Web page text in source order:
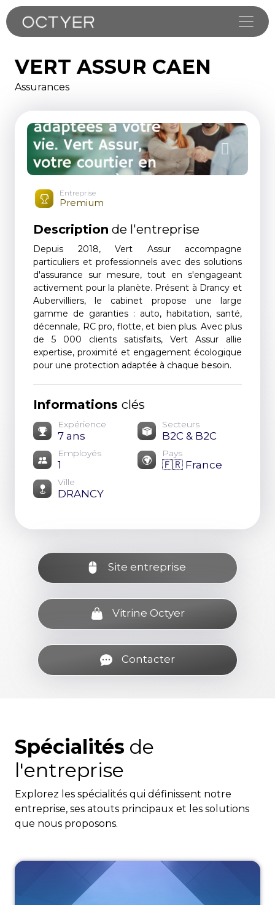
VERT ASSUR CAEN
Assurances
Entreprise
Premium
Description de l'entreprise
Depuis 2018, Vert Assur accompagne
particuliers et professionnels avec des solutions
d'assurance sur mesure, tout en s'engageant
activement pour la planète. Présent à Drancy et
Aubervilliers, le cabinet propose une large
gamme de garanties : auto, habitation, santé,
décennale, RC pro, flotte, et bien plus. Avec plus
de 5 000 clients satisfaits, Vert Assur allie
expertise, proximité et engagement écologique
pour une protection adaptée à chaque besoin.
Informations clés
Expérience
7 ans
Secteurs
B2C & B2C
Employés
1
Pays
🇫🇷 France
Ville
DRANCY
Site entreprise
Vitrine Octyer
Contacter
Spécialités de
l'entreprise
Explorez les spécialités qui définissent notre
entreprise, ses atouts principaux et les solutions
que nous proposons.